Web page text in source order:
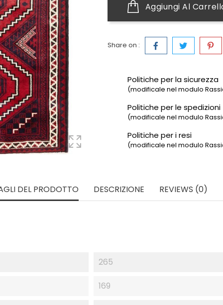
Aggiungi Al
Share on :
Politiche per la sicurezza
(modificale nel modulo
Politiche per le spedizioni
(modificale nel modulo
Politiche per i resi
(modificale nel modulo
DEL PRODOTTO DESCRIZIONE REVIEWS (0)
265
169